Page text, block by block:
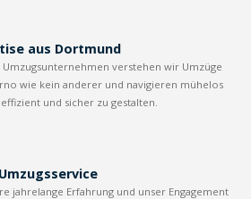
aus Dortmund
Umzugsunternehmen verstehen wir Umzüge
wie kein anderer und navigieren mühelos
und sicher zu gestalten.
jahrelange Erfahrung und unser Engagement